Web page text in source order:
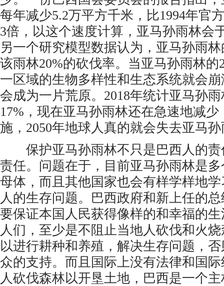
每年减少5.2万平方千米，比1994年官
3倍，以这个速度计算，亚马孙雨林会
另一个研究模型数据认为，亚马孙雨
该雨林20%的砍伐率。当亚马孙雨林的
一区域的生物多样性和生态系统就会
会成为一片荒原。2018年统计亚马孙
17%，现在亚马孙雨林还在急速地减
施，2050年地球人真的就会失去亚马
保护亚马孙雨林不只是巴西人的责
责任。问题在于，目前亚马孙雨林是
母体，而且其他国家也会有样学样地
人的生存问题。巴西政府和新上任的
要保证本国人民获得像样的和幸福的
人们，至少是不阻止当地人砍伐和火
以进行耕种和养殖，解决生存问题，
众的支持。而且国际上没有法律和国
人砍伐森林以开垦土地，巴西是一个